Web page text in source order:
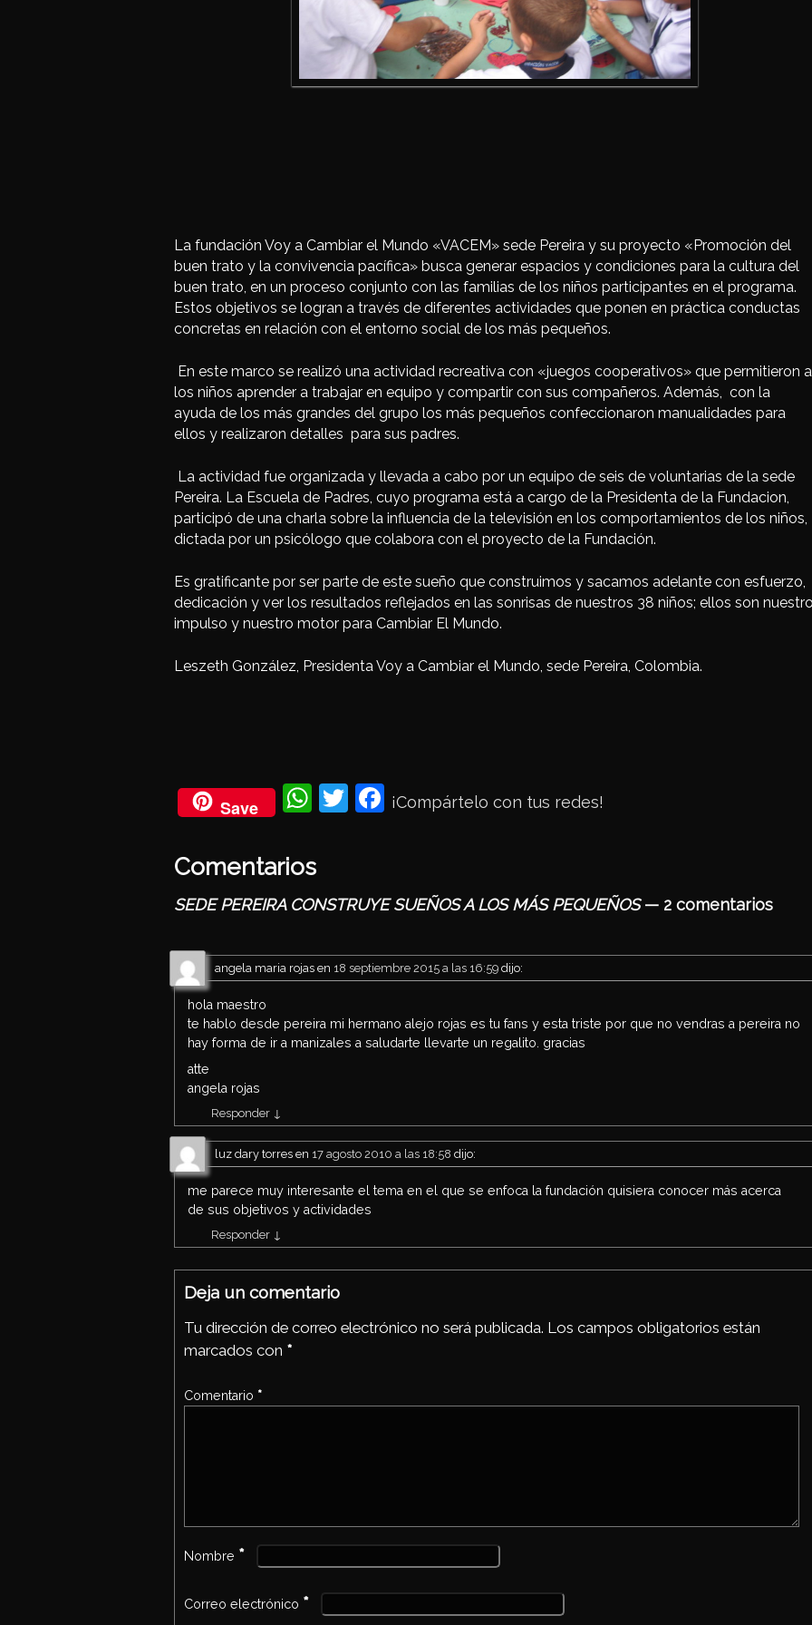
La fundación Voy a Cambiar el Mundo «VACEM» sede Pereira y su proyecto «Promoción del
buen trato y la convivencia pacífica» busca generar espacios y condiciones para la cultura del
buen trato, en un proceso conjunto con las familias de los niños participantes en el programa.
Estos objetivos se logran a través de diferentes actividades que ponen en práctica conductas
concretas en relación con el entorno social de los más pequeños.
En este marco se realizó una actividad recreativa con «juegos cooperativos» que permitieron a
los niños aprender a trabajar en equipo y compartir con sus compañeros. Además, con la
ayuda de los más grandes del grupo los más pequeños confeccionaron manualidades para
ellos y realizaron detalles para sus padres.
La actividad fue organizada y llevada a cabo por un equipo de seis de voluntarias de la sede
Pereira. La Escuela de Padres, cuyo programa está a cargo de la Presidenta de la Fundacion,
participó de una charla sobre la influencia de la televisión en los comportamientos de los niños,
dictada por un psicólogo que colabora con el proyecto de la Fundación.
Es gratificante por ser parte de este sueño que construimos y sacamos adelante con esfuerzo,
dedicación y ver los resultados reflejados en las sonrisas de nuestros 38 niños; ellos son
impulso y nuestro motor para Cambiar El Mundo.
Leszeth González, Presidenta Voy a Cambiar el Mundo, sede Pereira, Colombia.
Save
Wh
Twi
Fac
¡Compártelo con tus redes!
Comentarios
SEDE PEREIRA CONSTRUYE SUEÑOS A LOS MÁS PEQUEÑOS— 2 comentarios
angela maria rojas en 18 septiembre 2015 a las 16:59 dijo:
hola maestro
te hablo desde pereira mi hermano alejo rojas es tu fans y esta triste por que no vendras a pereira no
hay forma de ir a manizales a saludarte llevarte un regalito. gracias
atte
angela rojas
Responder ↓
luz dary torres en 17 agosto 2010 a las 18:58 dijo:
me parece muy interesante el tema en el que se enfoca la fundación quisiera conocer más acerca
de sus objetivos y actividades
Responder ↓
Deja un comentario
Tu dirección de correo electrónico no será publicada. Los campos obligatorios están
marcados con *
Comentario *
Nombre *
Correo electrónico *